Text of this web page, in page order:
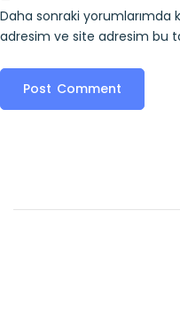
Daha sonraki yorumlarımda
adresim ve site adresim bu